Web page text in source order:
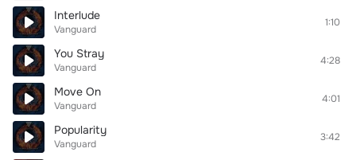
Interlude
Vanguard
1:10
You Stray
Vanguard
4:28
Move On
Vanguard
4:01
Popularity
Vanguard
3:42